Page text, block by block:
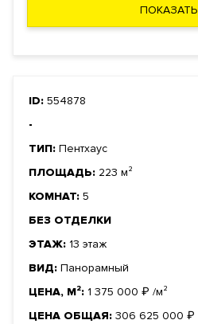
ПОКАЗАТЬ
ID: 554878
-
ТИП: Пентхаус
ПЛОЩАДЬ: 223 м²
КОМНАТ: 5
БЕЗ ОТДЕЛКИ
ЭТАЖ: 13 этаж
ВИД: Панорамный
ЦЕНА, М²: 1 375 000 ₽ /м²
ЦЕНА ОБЩАЯ: 306 625 000 ₽